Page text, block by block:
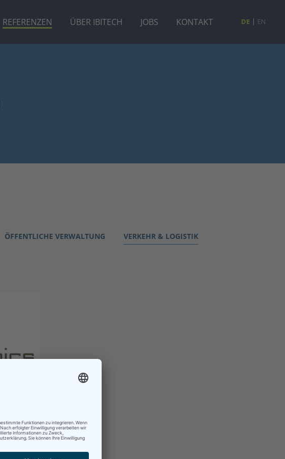
REFERENZEN ÜBER IBITECH JOBS KONTAKT DE EN
ÖFFENTLICHE VERWALTUNG VERKEHR & LOGISTIK